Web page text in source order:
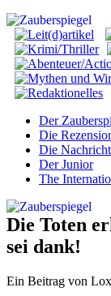
Der
Die
Die
Der Junior
The
Die Toten
sei dank!
Ein Beitrag von